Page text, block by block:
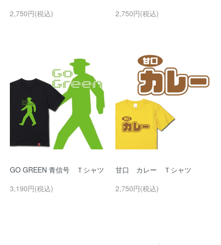
2,750円(税込)
2,750円(税込)
GO GREEN 青信号 Ｔシャツ
3,190円(税込)
甘口 カレー Ｔシャツ
2,750円(税込)